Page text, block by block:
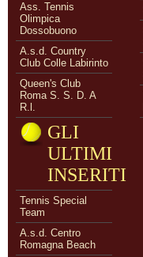
Ass. Tennis
Olimpica
Dossobuono
A.s.d. Country
Club Colle Labirinto
Queen's Club
Roma S. S. D. A
R.l.
GLI
ULTIMI
INSERITI
Tennis Special
Team
A.s.d. Centro
Romagna Beach